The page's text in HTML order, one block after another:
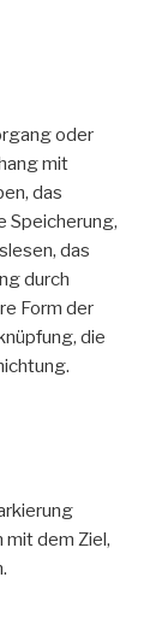
oder
mit
das
Speicherung,
das
durch
Form der
die
dem Ziel,